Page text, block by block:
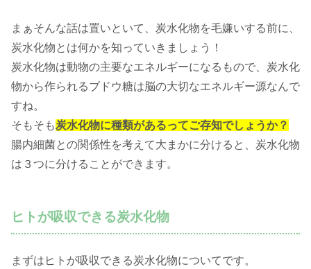
まぁそんな話は置いといて、炭水化物を毛嫌いする前に、
炭水化物とは何かを知っていきましょう！
炭水化物は動物の主要なエネルギーになるもので、炭水化
物から作られるブドウ糖は脳の大切なエネルギー源なんで
すね。
そもそも炭水化物に種類があるってご存知でしょうか？
腸内細菌との関係性を考えて大まかに分けると、炭水化物
は３つに分けることができます。
ヒトが吸収できる炭水化物
まずはヒトが吸収できる炭水化物についてです。